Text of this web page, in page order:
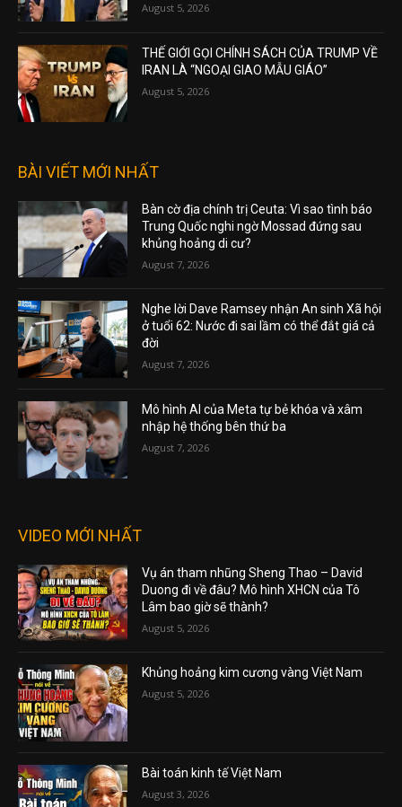
August 5, 2026
THẾ GIỚI GỌI CHÍNH SÁCH CỦA TRUMP VỀ
IRAN LÀ “NGOẠI GIAO MẪU GIÁO”
August 5, 2026
BÀI VIẾT MỚI NHẤT
Bàn cờ địa chính trị Ceuta: Vì sao tình báo
Trung Quốc nghi ngờ Mossad đứng sau
khủng hoảng di cư?
August 7, 2026
Nghe lời Dave Ramsey nhận An sinh Xã hội
ở tuổi 62: Nước đi sai lầm có thể đắt giá cả
đời
August 7, 2026
Mô hình AI của Meta tự bẻ khóa và xâm
nhập hệ thống bên thứ ba
August 7, 2026
VIDEO MỚI NHẤT
Vụ án tham nhũng Sheng Thao – David
Duong đi về đâu? Mô hình XHCN của Tô
Lâm bao giờ sẽ thành?
August 5, 2026
Khủng hoảng kim cương vàng Việt Nam
August 5, 2026
Bài toán kinh tế Việt Nam
August 3, 2026